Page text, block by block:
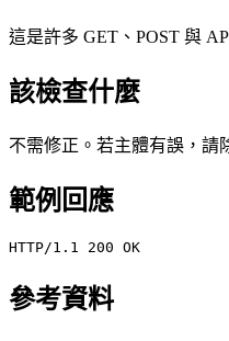
這是許多 GET、POST 與
該檢查什麼
不需修正。若主體有誤，請
範例回應
HTTP/1.1 200 OK
參考資料